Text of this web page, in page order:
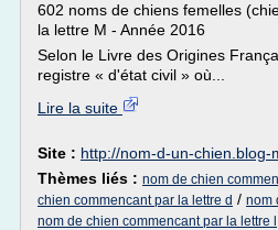
602 noms de chiens femelles
la lettre M - Année 2016
Selon le Livre des Origines
registre « d'état civil » où...
Lire la suite
Site : http://nom-d-un-chien.blog-
Thèmes liés : nom de chien
chien commencant par la lettre d / nom
nom de chien commencant par la lettre l